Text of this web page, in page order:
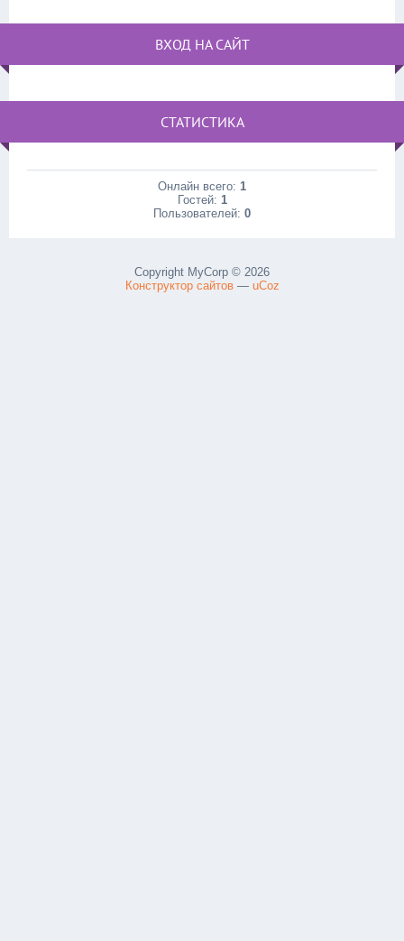
ВХОД НА САЙТ
СТАТИСТИКА
Онлайн всего: 1
Гостей: 1
Пользователей: 0
Copyright MyCorp © 2026
Конструктор сайтов— uCoz